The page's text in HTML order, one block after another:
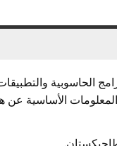
الحاسوبية
إلى بعض المعلومات الأساسية